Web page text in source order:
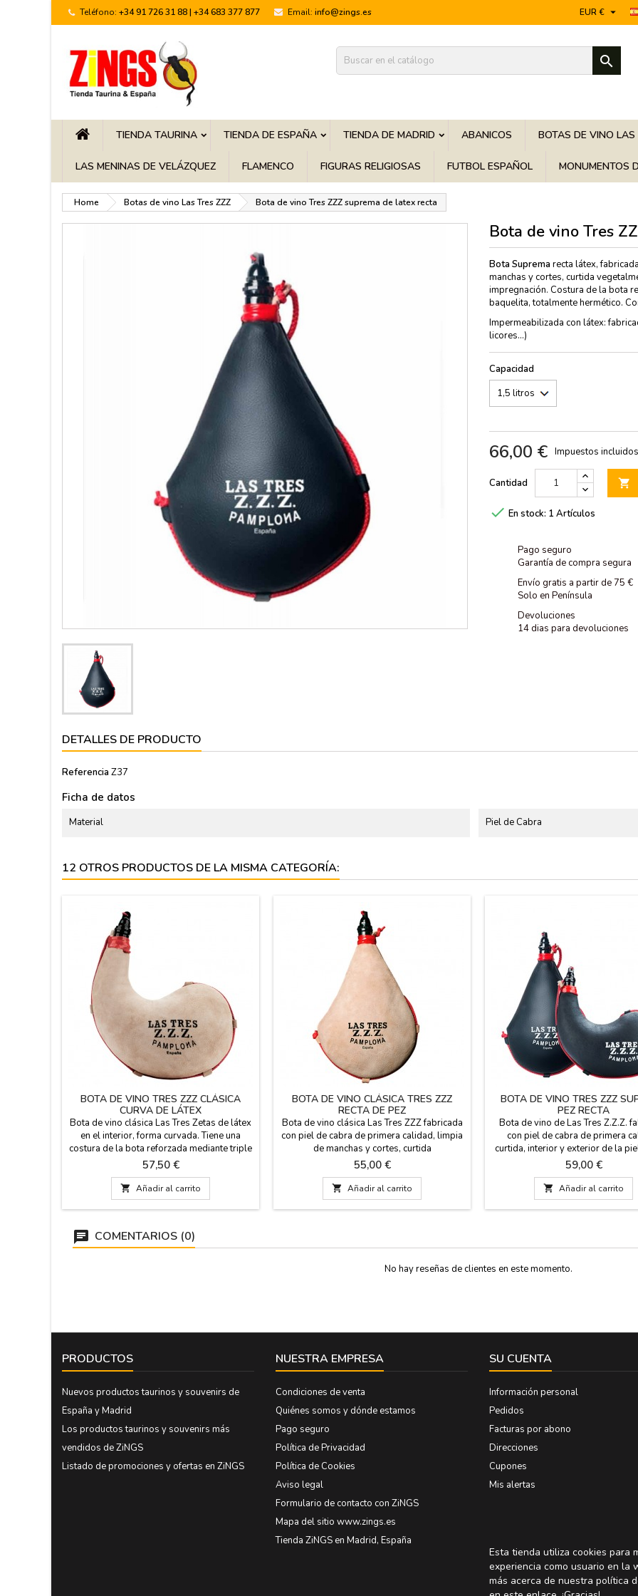
Teléfono: +34 91 726 31 88 | +34 683 377 877 Email: info@zings.es EUR € 

TIENDA TAURINA TIENDA DE ESPAÑA TIENDA DE MADRID ABANICOS BOTAS DE VINO LAS
LAS MENINAS DE VELÁZQUEZ FLAMENCO FIGURAS RELIGIOSAS FUTBOL ESPAÑOL MONUMENTOS
Home Botas de vino Las Tres ZZZ Bota de vino Tres ZZZ suprema de latex recta
Bota de vino Tres
Bota Suprema recta látex,
manchas y cortes, curtida
impregnación. Costura de la bota
baquelita, totalmente hermético.
Impermeabilizada con látex:
licores...)
Capacidad
66,00 € Impuestos incluidos
Cantidad 
 En stock: 1 Artículos
Pago seguro
Garantía de compra segura
Envío gratis a partir de 75 €
Solo en Península
Devoluciones
14 dias para devoluciones
DETALLES DE PRODUCTO
Referencia Z37
Ficha de datos
Material Piel de Cabra
12 OTROS PRODUCTOS DE LA MISMA CATEGORÍA:
BOTA DE VINO TRES ZZZ CLÁSICA
CURVA DE LÁTEX
Bota de vino clásica Las Tres Zetas de látex
en el interior, forma curvada. Tiene una
costura de la bota reforzada mediante triple
cosido. No es sólo para uso de vino, sino
que sirve para agua, bebidas azucaradas y
carbonatadas, por lo que pueden usarla
tanto niños como mayores. Fabricada en
Pamplona (España).
Precio
57,50 €
 Añadir al carrito
BOTA DE VINO CLÁSICA TRES ZZZ
RECTA DE PEZ
Bota de vino clásica Las Tres ZZZ fabricada
con piel de cabra de primera calidad, limpia
de manchas y cortes, curtida
artesanalmente con interior en pez. Costura
de la bota reforzada mediante triple cosido.
Brocal superior de cierre baquelita,
totalmente hermético. Forma recta, hecha en
Pamplona (España). Lleva las instrucciones
Precio
55,00 €
 Añadir al carrito
BOTA DE VINO TRES ZZZ
PEZ RECTA
Bota de vino de Las Tres Z.Z.Z.
con piel de cabra de primera
curtida, interior y exterior de la
con resina vegetal (pez) para
impermeabilidad. Costura de
reforzada mediante triple
superior de cierre en baquelita,
hermético. Forma recta y color
Precio
59,00 €
 Añadir al carrito
COMENTARIOS (0)
No hay reseñas de clientes en este momento.
PRODUCTOS
Nuevos productos taurinos y souvenirs de
España y Madrid
Los productos taurinos y souvenirs más
vendidos de ZiNGS
Listado de promociones y ofertas en ZiNGS
NUESTRA EMPRESA
Condiciones de venta
Quiénes somos y dónde estamos
Pago seguro
Política de Privacidad
Política de Cookies
Aviso legal
Formulario de contacto con ZiNGS
Mapa del sitio www.zings.es
Tienda ZiNGS en Madrid, España
SU CUENTA
Información personal
Pedidos
Facturas por abono
Direcciones
Cupones
Mis alertas
Esta tienda utiliza cookies para
experiencia como usuario en la
más acerca de nuestra política